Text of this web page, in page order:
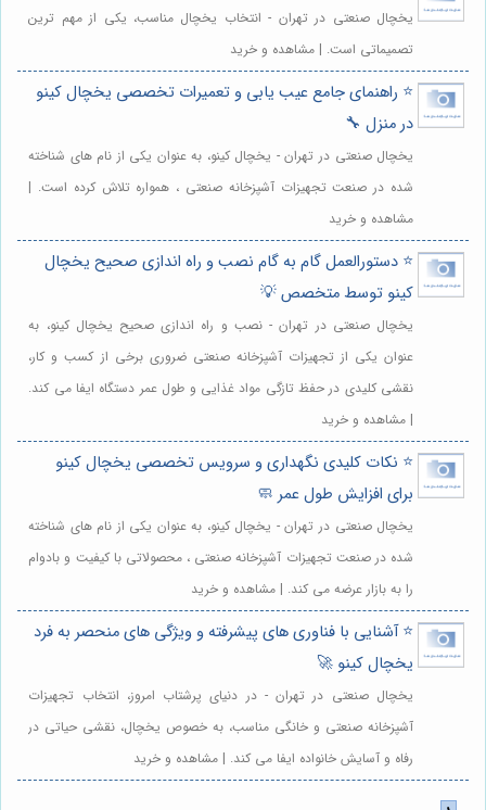
یخچال صنعتی در تهران - انتخاب یخچال مناسب، یکی از مهم ترین
تصمیماتی است. | مشاهده و خرید
⭐️ راهنمای جامع عیب یابی و تعمیرات تخصصی یخچال کینو
در منزل 🔧
یخچال صنعتی در تهران - یخچال کینو، به عنوان یکی از نام های شناخته
شده در صنعت تجهیزات آشپزخانه صنعتی ، همواره تلاش کرده است. |
مشاهده و خرید
⭐️ دستورالعمل گام به گام نصب و راه اندازی صحیح یخچال
کینو توسط متخصص 💡
یخچال صنعتی در تهران - نصب و راه اندازی صحیح یخچال کینو، به
عنوان یکی از تجهیزات آشپزخانه صنعتی ضروری برخی از کسب و کار،
نقشی کلیدی در حفظ تازگی مواد غذایی و طول عمر دستگاه ایفا می کند.
| مشاهده و خرید
⭐️ نکات کلیدی نگهداری و سرویس تخصصی یخچال کینو
برای افزایش طول عمر 🧼
یخچال صنعتی در تهران - یخچال کینو، به عنوان یکی از نام های شناخته
شده در صنعت تجهیزات آشپزخانه صنعتی ، محصولاتی با کیفیت و بادوام
را به بازار عرضه می کند. | مشاهده و خرید
⭐️ آشنایی با فناوری های پیشرفته و ویژگی های منحصر به فرد
یخچال کینو 🚀
یخچال صنعتی در تهران - در دنیای پرشتاب امروز، انتخاب تجهیزات
آشپزخانه صنعتی و خانگی مناسب، به خصوص یخچال، نقشی حیاتی در
رفاه و آسایش خانواده ایفا می کند. | مشاهده و خرید